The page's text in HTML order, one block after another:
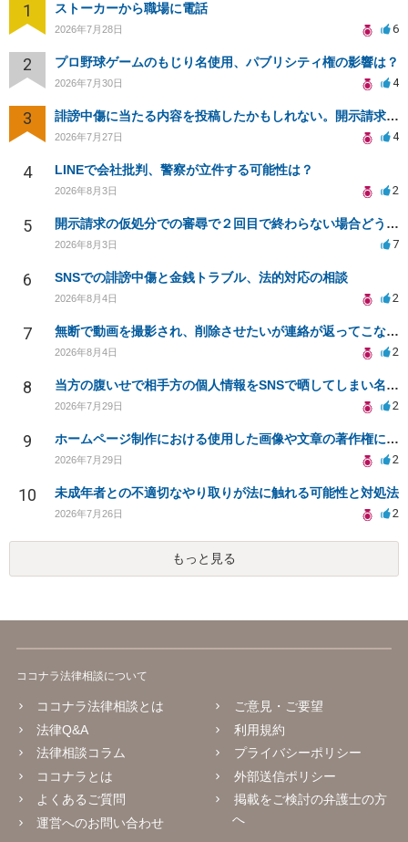
1 ストーカーから職場に電話
2026年7月28日 6
2 プロ野球ゲームのもじり名使用、パブリシティ権の影響は？
2026年7月30日 4
3 誹謗中傷に当たる内容を投稿したかもしれない。開示請求や民事刑事裁判に発展しうるのか教えて欲しい。
2026年7月27日 4
4 LINEで会社批判、警察が立件する可能性は？
2026年8月3日 2
5 開示請求の仮処分での審尋で２回目で終わらない場合どうしたらいいですか
2026年8月3日 7
6 SNSでの誹謗中傷と金銭トラブル、法的対応の相談
2026年8月4日 2
7 無断で動画を撮影され、削除させたいが連絡が返ってこない。
2026年8月4日 2
8 当方の腹いせで相手方の個人情報をSNSで晒してしまい名誉毀損させてしまったかもしれない
2026年7月29日 2
9 ホームページ制作における使用した画像や文章の著作権について
2026年7月29日 2
10 未成年者との不適切なやり取りが法に触れる可能性と対処法
2026年7月26日 2
もっと見る
ココナラ法律相談について
ココナラ法律相談とは
法律Q&A
法律相談コラム
ココナラとは
よくあるご質問
運営へのお問い合わせ
ご意見・ご要望
利用規約
プライバシーポリシー
外部送信ポリシー
掲載をご検討の弁護士の方
へ